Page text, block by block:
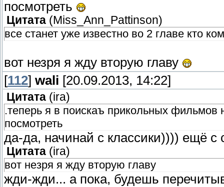
посмотреть
Цитата (Miss_Ann_Pattinson)
все станет уже известно во 2 главе кто
вот незря я жду вторую главу
[112] wali [20.09.2013, 14:22]
Цитата (ira)
.теперь я в поискаъ прикольных
посмотреть
да-да, начинай с классики)))) ещё
Цитата (ira)
вот незря я жду вторую главу
жди-жди... а пока, будешь